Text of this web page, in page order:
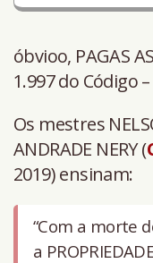
óbvioo, PAGAS
1.997 do Código
Os mestres
ANDRADE NERY (
2019) ensinam:
“Com a morte
a